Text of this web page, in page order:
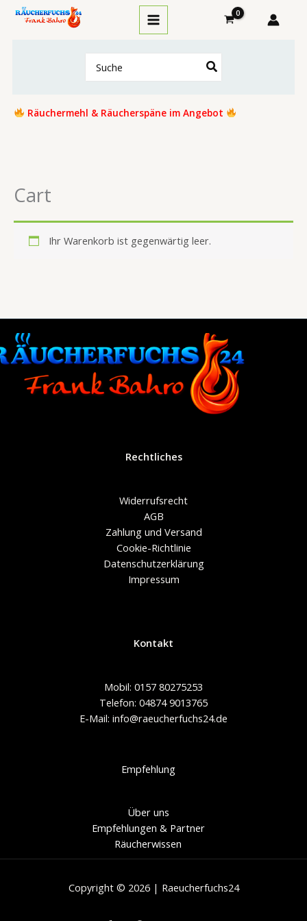
Zum
Inhalt
for:
Räuchermehl & Räucherspäne im Angebot
Cart
Ihr Warenkorb ist gegenwärtig leer.
Rechtliches
Widerrufsrecht
AGB
Zahlung und Versand
Cookie-Richtlinie
Datenschutzerklärung
Impressum
Kontakt
Mobil: 0157 80275253
Telefon: 04874 9013765
E-Mail: info@raeucherfuchs24.de
Empfehlung
Über uns
Empfehlungen & Partner
Räucherwissen
Copyright © 2026 | Raeucherfuchs24